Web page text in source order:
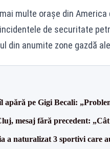
multe orașe din
de securitate
din anumite zone gazdă
apără pe Gigi Becali:
mesaj fără precedent:
a naturalizat 3 sportivi care